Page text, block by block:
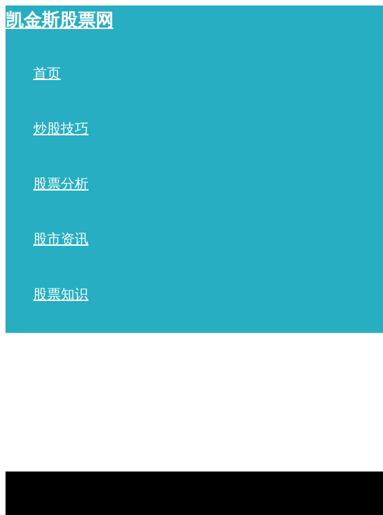
跳
至
凯金斯股票网
首页
炒股技巧
股票分析
股市资讯
股票知识